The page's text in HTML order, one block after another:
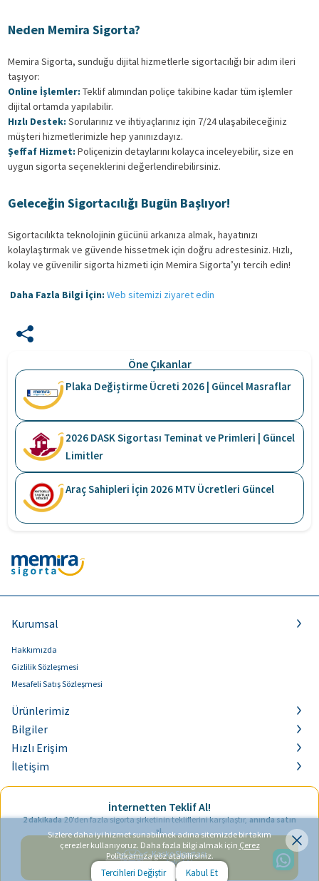
Sizlere daha iyi hizmet sunabilmek adına sitemizde bir takım
çerezler kullanıyoruz. Daha fazla bilgi almak için Çerez
Politikamızagöz atabilirsiniz.
Tercihleri Değiştir Kabul Et
İnternetten Teklif Al!
2 dakikada 20’den fazla sigorta şirketinin tekliflerini karşılaştır, anında satın
al.
Kasko Sigortası
Teklif Al
Neden Memira Sigorta?
Memira Sigorta, sunduğu dijital hizmetlerle sigortacılığı bir adım ileri
taşıyor:
Online İşlemler: Teklif alımından poliçe takibine kadar tüm işlemler
dijital ortamda yapılabilir.
Hızlı Destek: Sorularınız ve ihtiyaçlarınız için 7/24 ulaşabileceğiniz
müşteri hizmetlerimizle hep yanınızdayız.
Şeffaf Hizmet: Poliçenizin detaylarını kolayca inceleyebilir, size en
uygun sigorta seçeneklerini değerlendirebilirsiniz.
Geleceğin Sigortacılığı Bugün Başlıyor!
Sigortacılıkta teknolojinin gücünü arkanıza almak, hayatınızı
kolaylaştırmak ve güvende hissetmek için doğru adrestesiniz. Hızlı,
kolay ve güvenilir sigorta hizmeti için Memira Sigorta’yı tercih edin!
Daha Fazla Bilgi İçin: Web sitemizi ziyaret edin
Öne Çıkanlar
Plaka Değiştirme Ücreti 2026 | Güncel Masraflar
2026 DASK Sigortası Teminat ve Primleri | Güncel
Limitler
Araç Sahipleri İçin 2026 MTV Ücretleri Güncel
Kurumsal
Hakkımızda
Gizlilik Sözleşmesi
Mesafeli Satış Sözleşmesi
Ürünlerimiz
Bilgiler
Hızlı Erişim
İletişim